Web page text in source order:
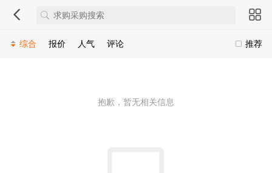
推荐
综合 报价 人气 评论
抱歉，暂无相关信息